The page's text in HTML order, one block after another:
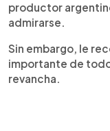
productor
admirarse.
Sin embargo, le
importante de
revancha.